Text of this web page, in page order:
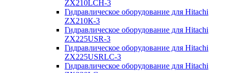
ZX210LCH-3
Гидравлическое оборудование для Hitachi
ZX210К-3
Гидравлическое оборудование для Hitachi
ZX225USR-3
Гидравлическое оборудование для Hitachi
ZX225USRLC-3
Гидравлическое оборудование для Hitachi